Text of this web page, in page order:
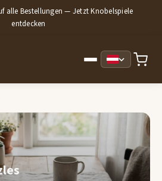
alle Bestellungen — Jetzt Knobelspiele
entdecken